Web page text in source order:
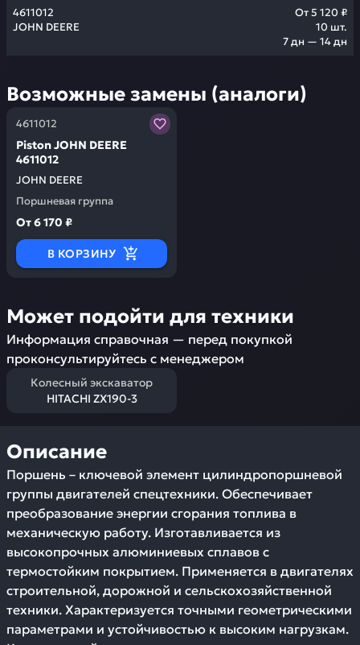
4611012
JOHN DEERE
10 шт.
От5 120 ₽
7 дн — 14 дн
Возможные замены (аналоги)
4611012
JOHN DEERE
Piston JOHN DEERE
4611012
Поршневая группа
Заказывая запчасти у нас, вы получаете гарантию
От6 170 ₽
В КОРЗИНУ
Может подойти для техники
Информация справочная — перед покупкой
проконсультируйтесь с менеджером
Колесный экскаватор
HITACHI ZX190-3
Описание
Поршень – ключевой элемент цилиндропоршневой
группы двигателей спецтехники. Обеспечивает
преобразование энергии сгорания топлива в
механическую работу. Изготавливается из
высокопрочных алюминиевых сплавов с
термостойким покрытием. Применяется в двигателях
строительной, дорожной и сельскохозяйственной
техники. Характеризуется точными геометрическими
параметрами и устойчивостью к высоким нагрузкам.